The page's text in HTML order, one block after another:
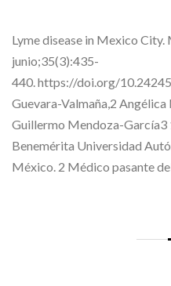
Lyme disease in Mexico
junio;35(3):435-
440. https://doi.org/
Guevara-Valmaña,2
Guillermo Mendoza-García3
Benemérita Universidad
México. 2 Médico pasante